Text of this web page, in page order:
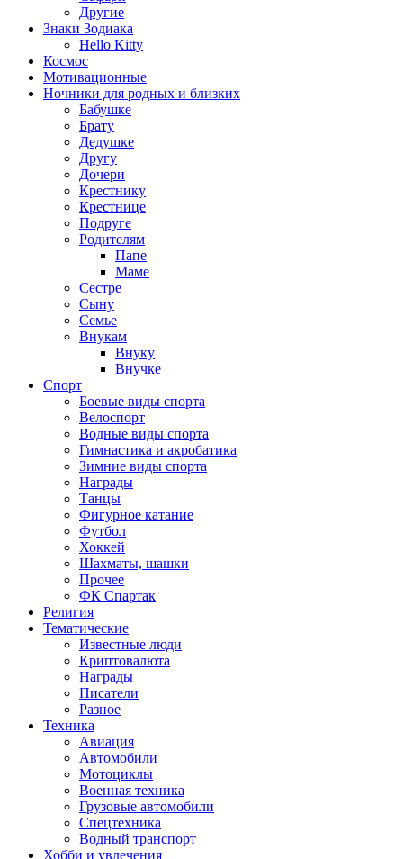
Другие
Знаки Зодиака
Hello Kitty
Космос
Мотивационные
Ночники для родных и близких
Бабушке
Брату
Дедушке
Другу
Дочери
Крестнику
Крестнице
Подруге
Родителям
Папе
Маме
Сестре
Сыну
Семье
Внукам
Внуку
Внучке
Спорт
Боевые виды спорта
Велоспорт
Водные виды спорта
Гимнастика и акробатика
Зимние виды спорта
Награды
Танцы
Фигурное катание
Футбол
Хоккей
Шахматы, шашки
Прочее
ФК Спартак
Религия
Тематические
Известные люди
Криптовалюта
Награды
Писатели
Разное
Техника
Авиация
Автомобили
Мотоциклы
Военная техника
Грузовые автомобили
Спецтехника
Водный транспорт
Хобби и увлечения